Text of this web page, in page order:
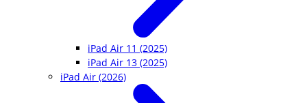
iPad Air 11 (2025)
iPad Air 13 (2025)
iPad Air (2026)